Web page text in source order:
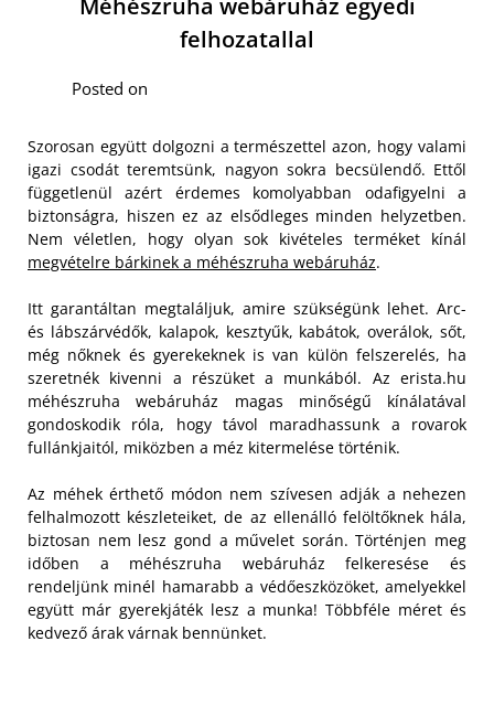
Méhészruha webáruház egyedi
felhozatallal
Posted on
Szorosan együtt dolgozni a természettel azon, hogy valami
igazi csodát teremtsünk, nagyon sokra becsülendő. Ettől
függetlenül azért érdemes komolyabban odafigyelni a
biztonságra, hiszen ez az elsődleges minden helyzetben.
Nem véletlen, hogy olyan sok kivételes terméket kínál
megvételre bárkinek a méhészruha webáruház.
Itt garantáltan megtaláljuk, amire szükségünk lehet. Arc-
és lábszárvédők, kalapok, kesztyűk, kabátok, overálok, sőt,
még nőknek és gyerekeknek is van külön felszerelés, ha
szeretnék kivenni a részüket a munkából. Az erista.hu
méhészruha webáruház magas minőségű kínálatával
gondoskodik róla, hogy távol maradhassunk a rovarok
fullánkjaitól, miközben a méz kitermelése történik.
Az méhek érthető módon nem szívesen adják a nehezen
felhalmozott készleteiket, de az ellenálló felöltőknek hála,
biztosan nem lesz gond a művelet során. Történjen meg
időben a méhészruha webáruház felkeresése és
rendeljünk minél hamarabb a védőeszközöket, amelyekkel
együtt már gyerekjáték lesz a munka! Többféle méret és
kedvező árak várnak bennünket.